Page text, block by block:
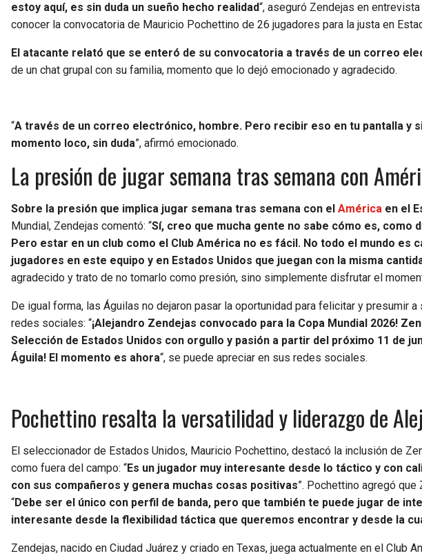
estoy aquí, es sin duda un sueño hecho realidad“, aseguró Zendejas en
conocer la convocatoria de Mauricio Pochettino de 26 jugadores para la justa en
El atacante relató que se enteró de su convocatoria a través de un correo
de un chat grupal con su familia, momento que lo dejó emocionado y agradecido.
“A través de un correo electrónico, hombre. Pero recibir eso en tu pantalla y
momento loco, sin duda”, afirmó emocionado.
La presión de jugar semana tras semana con
Sobre la presión que implica jugar semana tras semana con el América en el
Mundial, Zendejas comentó: “Sí, creo que mucha gente no sabe cómo es, como
Pero estar en un club como el Club América no es fácil. No todo el mundo es
jugadores en este equipo y en Estados Unidos que juegan con la misma
agradecido y trato de no tomarlo como presión, sino simplemente disfrutar el
De igual forma, las Águilas no dejaron pasar la oportunidad para felicitar y presumir
redes sociales: “¡Alejandro Zendejas convocado para la Copa Mundial 2026!
Selección de Estados Unidos con orgullo y pasión a partir del próximo 11 de
Águila! El momento es ahora“, se puede apreciar en sus redes sociales.
Pochettino resalta la versatilidad y liderazgo de
El seleccionador de Estados Unidos, Mauricio Pochettino, destacó la inclusión de
como fuera del campo: “Es un jugador muy interesante desde lo táctico y con
con sus compañeros y genera muchas cosas positivas”. Pochettino agregó
“Debe ser el único con perfil de banda, pero que también te puede jugar de
interesante desde la flexibilidad táctica que queremos encontrar y desde la
Zendejas, nacido en Ciudad Juárez y criado en Texas, juega actualmente en el Club